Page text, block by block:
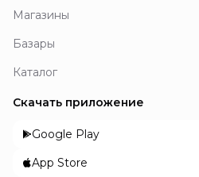
Магазины
Базары
Каталог
Скачать приложение
Google Play
App Store